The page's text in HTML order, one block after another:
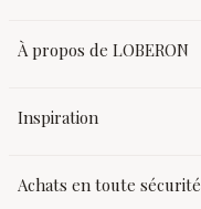
À propos de LOBERON
Inspiration
Achats en toute sécurité